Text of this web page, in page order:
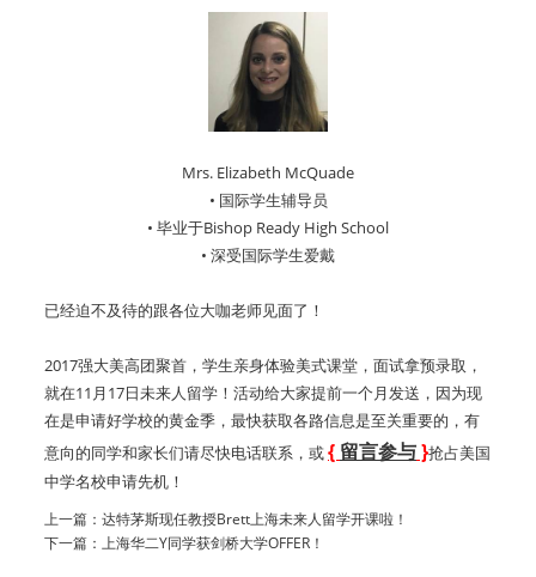
Mrs. Elizabeth McQuade
• 国际学生辅导员
• 毕业于Bishop Ready High School
• 深受国际学生爱戴
已经迫不及待的跟各位大咖老师见面了！
2017强大美高团聚首，学生亲身体验美式课堂，面试拿预录取，
就在11月17日未来人留学！活动给大家提前一个月发送，因为现
在是申请好学校的黄金季，最快获取各路信息是至关重要的，有
意向的同学和家长们请尽快电话联系，或{ 留言参与}抢占美国
中学名校申请先机！
上一篇： 达特茅斯现任教授Brett上海未来人留学开课啦！
下一篇： 上海华二Y同学获剑桥大学OFFER！